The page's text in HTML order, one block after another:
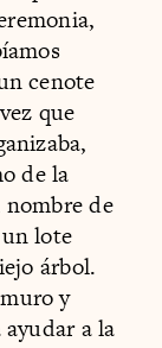
cenote
que
de la
de
lote
árbol.
y
a la